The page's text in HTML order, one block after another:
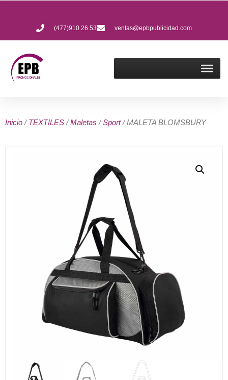
(477)910 26 53 ventas@epbpublicidad.com
Inicio /TEXTILES /Maletas /Sport/ MALETA BLOMSBURY